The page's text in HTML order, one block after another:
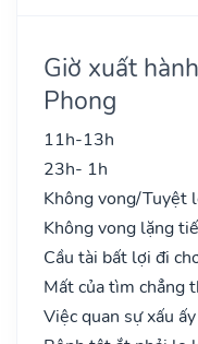
Giờ xuất
Phong
11h-13h
23h- 1h
Không vong/Tuyệt
Không vong lặng
Cầu tài bất lợi đi
Mất của tìm chẳng
Việc quan sự xấu